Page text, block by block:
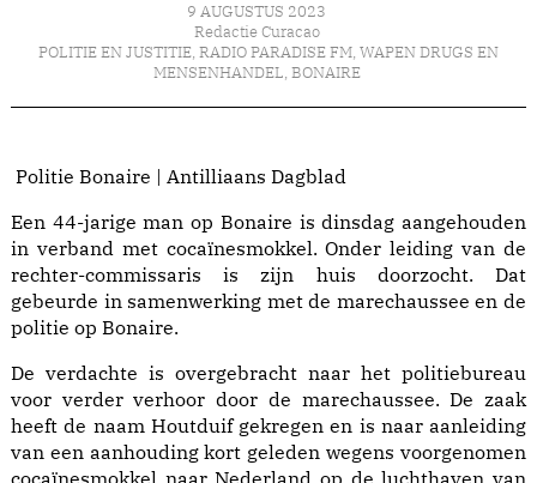
9 AUGUSTUS 2023
Redactie Curacao
POLITIE EN JUSTITIE, RADIO PARADISE FM, WAPEN DRUGS EN
MENSENHANDEL, BONAIRE
Politie Bonaire | Antilliaans Dagblad
Een 44-jarige man op Bonaire is dinsdag aangehouden
in verband met cocaïnesmokkel. Onder leiding van de
rechter-commissaris is zijn huis doorzocht. Dat
gebeurde in samenwerking met de marechaussee en de
politie op Bonaire.
De verdachte is overgebracht naar het politiebureau
voor verder verhoor door de marechaussee. De zaak
heeft de naam Houtduif gekregen en is naar aanleiding
van een aanhouding kort geleden wegens voorgenomen